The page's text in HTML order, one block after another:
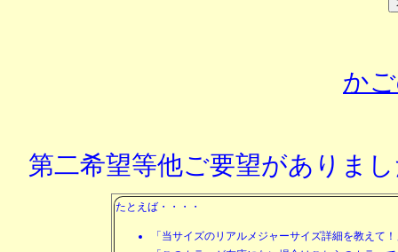
か
第二希望等他ご要望がありま
たとえば・・・・
「当サイズのリアルメジャーサイズ詳細を教えて